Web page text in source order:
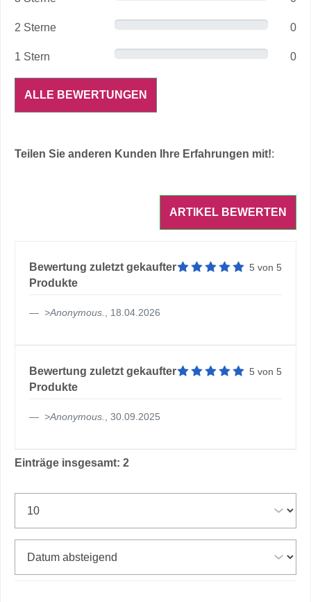
2 Sterne 0
1 Stern 0
ALLE BEWERTUNGEN
Teilen Sie anderen Kunden Ihre Erfahrungen mit!:
Artikelbewertung: 5 von 5
5 von 5
Bewertung zuletzt gekaufter
Produkte
>Anonymous , 18.04.2026
Artikelbewertung: 5 von 5
5 von 5
Bewertung zuletzt gekaufter
Produkte
>Anonymous , 30.09.2025
Einträge insgesamt: 2